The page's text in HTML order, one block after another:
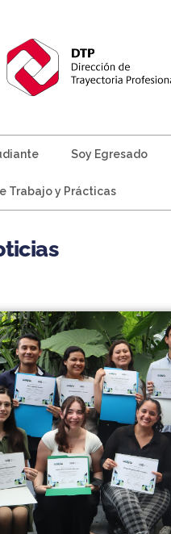
Soy Egresado
Trabajo y Prácticas